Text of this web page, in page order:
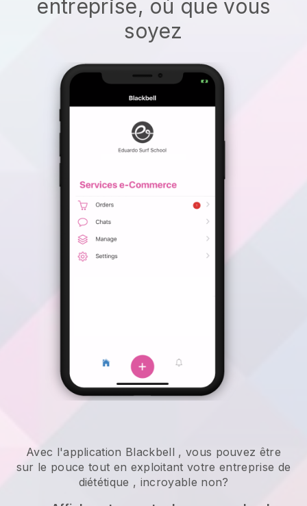
entreprise, où que vous
soyez
Avec l'application Blackbell , vous pouvez être
sur le pouce tout en exploitant votre entreprise de
diététique , incroyable non?